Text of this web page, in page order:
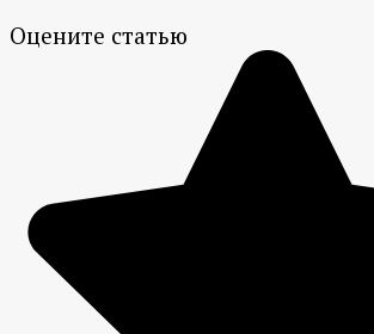
Оцените статью